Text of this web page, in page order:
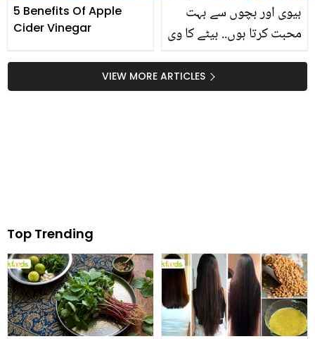
5 Benefits Of Apple
Cider Vinegar
بیوی اور بچوں سے بہت
محبت کرتا ہوں.. بیٹے کا وی
لاگ سامنے آنے پر فردوس
جمال بھی بیوی کے گن گانے
لگے! دیکھیں
VIEW MORE ARTICLES
Top Trending